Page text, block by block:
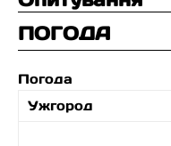
ПОГОДА
Погода
Ужгород